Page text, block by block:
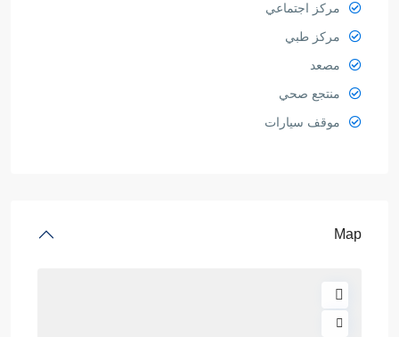
مركز اجتماعي
مركز طبي
مصعد
منتجع صحي
موقف سيارات
Map